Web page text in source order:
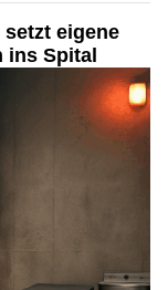
eigene
ins Spital